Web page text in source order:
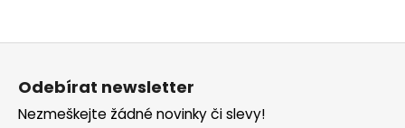
Odebírat newsletter
Nezmeškejte žádné novinky či slevy!